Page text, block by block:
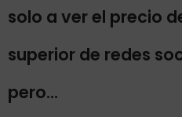
solo a ver el precio
superior de redes
pero...